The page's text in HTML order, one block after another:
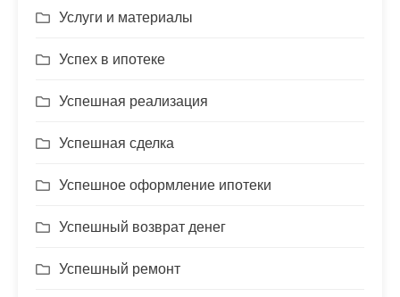
Услуги и материалы
Успех в ипотеке
Успешная реализация
Успешная сделка
Успешное оформление ипотеки
Успешный возврат денег
Успешный ремонт